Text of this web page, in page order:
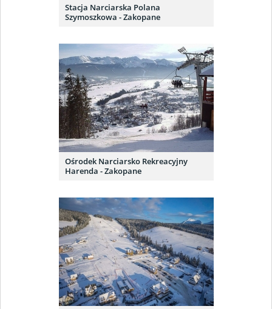
Stacja Narciarska Polana
Szymoszkowa - Zakopane
Ośrodek Narciarsko Rekreacyjny
Harenda - Zakopane